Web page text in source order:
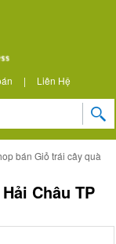
| Liên Hệ
bán Giỏ trái cây quà
Châu TP